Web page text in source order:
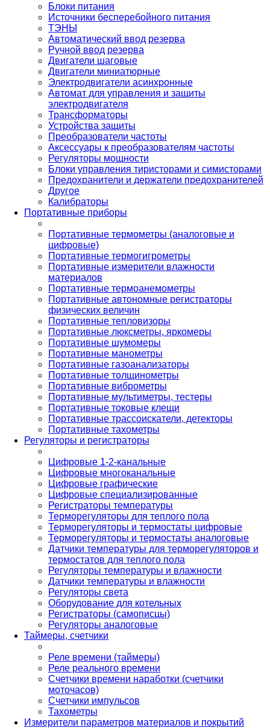
Блоки питания
Источники бесперебойного питания
ТЭНЫ
Автоматический ввод резерва
Ручной ввод резерва
Двигатели шаговые
Двигатели миниатюрные
Электродвигатели асинхронные
Автомат для управления и защиты
электродвигателя
Трансформаторы
Устройства защиты
Преобразователи частоты
Аксессуары к преобразователям частоты
Регуляторы мощности
Блоки управления тиристорами и симисторами
Предохранители и держатели предохранителей
Другое
Калибраторы
Портативные приборы
Портативные термометры (аналоговые и
цифровые)
Портативные термогигрометры
Портативные измерители влажности
материалов
Портативные термоанемометры
Портативные автономные регистраторы
физических величин
Портативные тепловизоры
Портативные люксметры, яркомеры
Портативные шумомеры
Портативные манометры
Портативные газоанализаторы
Портативные толщинометры
Портативные виброметры
Портативные мультиметры, тестеры
Портативные токовые клещи
Портативные трассоискатели, детекторы
Портативные тахометры
Регуляторы и регистраторы
Цифровые 1-2-канальные
Цифровые многоканальные
Цифровые графические
Цифровые специализированные
Регистраторы температуры
Терморегуляторы для теплого пола
Терморегуляторы и термостаты цифровые
Терморегуляторы и термостаты аналоговые
Датчики температуры для терморегуляторов и
термостатов для теплого пола
Регуляторы температуры и влажности
Датчики температуры и влажности
Регуляторы света
Оборудование для котельных
Регистраторы (самописцы)
Регуляторы аналоговые
Таймеры, счетчики
Реле времени (таймеры)
Реле реального времени
Счетчики времени наработки (счетчики
моточасов)
Счетчики импульсов
Тахометры
Измерители параметров материалов и покрытий